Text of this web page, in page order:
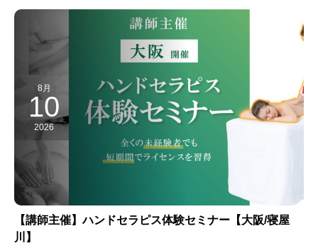
8月
10
2026
【講師主催】ハンドセラピス体験セミナー【大阪/寝屋
川】